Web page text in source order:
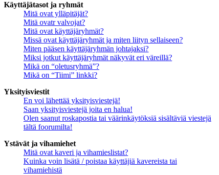
Käyttäjätasot ja ryhmät
Mitä ovat ylläpitäjät?
Mitä ovatr valvojat?
Mitä ovat käyttäjäryhmät?
Missä ovat käyttäjäryhmät ja miten liityn sellaiseen?
Miten pääsen käyttäjäryhmän johtajaksi?
Miksi jotkut käyttäjäryhmät näkyvät eri väreillä?
Mikä on “oletusryhmä”?
Mikä on “Tiimi” linkki?
Yksityisviestit
En voi lähettää yksityisviestejä!
Saan yksityisviestejä joita en halua!
Olen saanut roskapostia tai väärinkäytöksiä sisältäviä viestejä
tältä foorumilta!
Ystävät ja vihamiehet
Mitä ovat kaveri ja vihamieslistat?
Kuinka voin lisätä / poistaa käyttäjiä kavereista tai
vihamiehistä